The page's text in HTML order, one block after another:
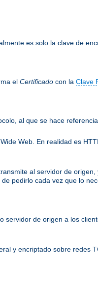
es solo la clave de
el Certificado con la Clave
al que se hace
Web. En realidad es
al servidor de
pedirlo cada vez que lo
servidor de origen a los
y encriptado sobre redes